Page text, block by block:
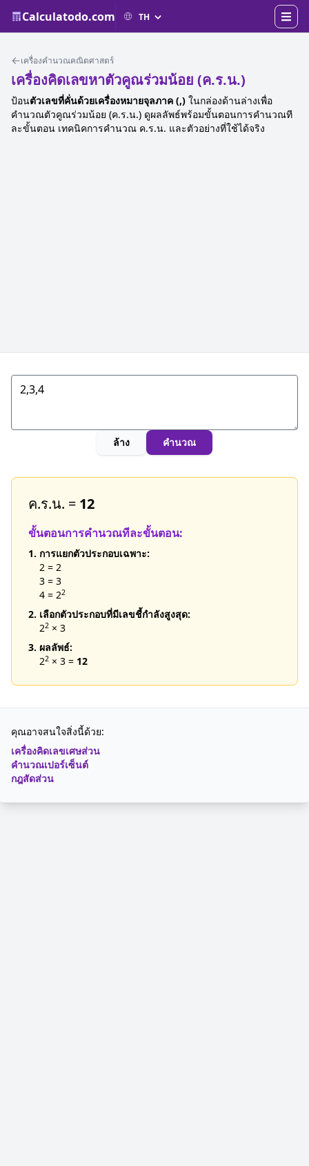
Calculatodo.com
เครื่องคำนวณคณิตศาสตร์
เครื่องคิดเลขหาตัวคูณร่วมน้อย (ค.ร.น.)
ป้อนตัวเลขที่คั่นด้วยเครื่องหมายจุลภาค (,) ในกล่องด้านล่างเพื่อ
คำนวณตัวคูณร่วมน้อย (ค.ร.น.) ดูผลลัพธ์พร้อมขั้นตอนการคำนวณที
ละขั้นตอน เทคนิคการคำนวณ ค.ร.น. และตัวอย่างที่ใช้ได้จริง
ล้าง คำนวณ
ค.ร.น. = 12
ขั้นตอนการคำนวณทีละขั้นตอน:
1. การแยกตัวประกอบเฉพาะ:
2 = 2
3 = 3
4 = 22
2. เลือกตัวประกอบที่มีเลขชี้กำลังสูงสุด:
22 × 3
3. ผลลัพธ์:
22 × 3 = 12
คุณอาจสนใจสิ่งนี้ด้วย:
เครื่องคิดเลขเศษส่วน
คำนวณเปอร์เซ็นต์
กฎสัดส่วน